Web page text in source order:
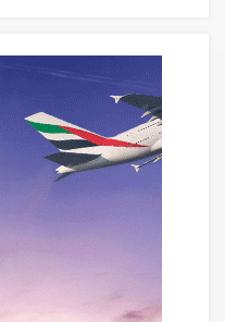
Projelerinde Yeni
Kuruldu
Yolcu Rekorunu 72
4. Pistinde İlk